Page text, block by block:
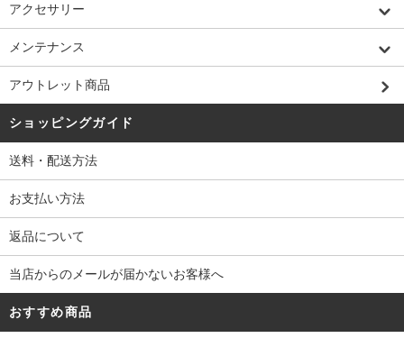
アクセサリー
メンテナンス
アウトレット商品
ショッピングガイド
送料・配送方法
お支払い方法
返品について
当店からのメールが届かないお客様へ
おすすめ商品